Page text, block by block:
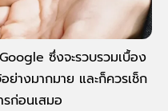
ซึ่งจะรวบรวมเบื้อง
ย่างมากมาย และก็ควรเช็ก
รก่อนเสมอ